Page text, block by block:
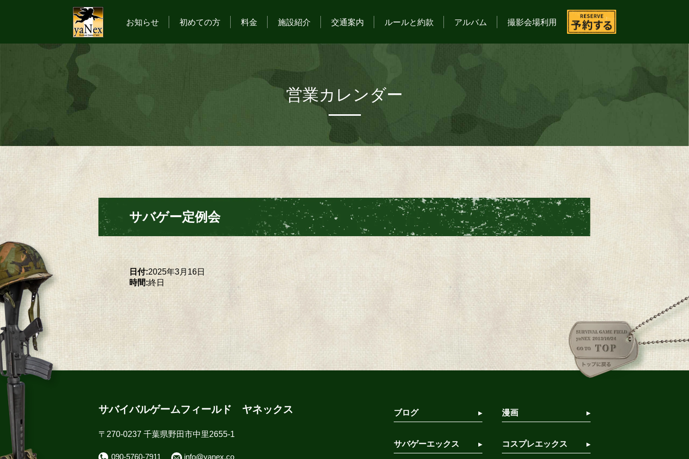
お知らせ 初めての方 料金 施設紹介 交通案内 ルールと約款 アルバム 撮影会場利用
営業カレンダー
サバゲー定例会
日付:2025年3月16日
時間:終日
サバイバルゲームフィールド ヤネックス
〒270-0237 千葉県野田市中里2655-1
090-5760-7911 info@yanex.co
ブログ 漫画
サバゲーエックス コスプレエックス